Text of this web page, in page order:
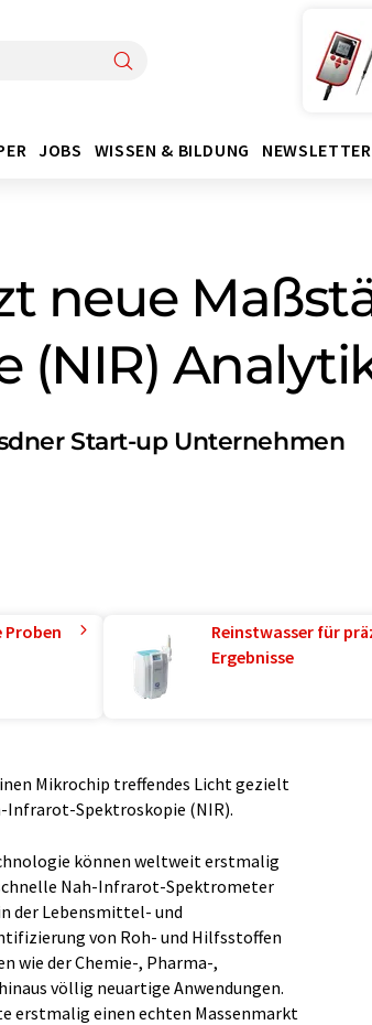
JOBS WISSEN & BILDUNG NEWSLETTER
neue
(NIR)
Start-up Unternehmen
Proben
Reinstwasser für
Ergebnisse
Mikrochip treffendes Licht gezielt
Infrarot-Spektroskopie (NIR).
können weltweit erstmalig
Nah-Infrarot-Spektrometer
der Lebensmittel- und
von Roh- und Hilfsstoffen
wie der Chemie-, Pharma-,
völlig neuartige Anwendungen.
erstmalig einen echten Massenmarkt